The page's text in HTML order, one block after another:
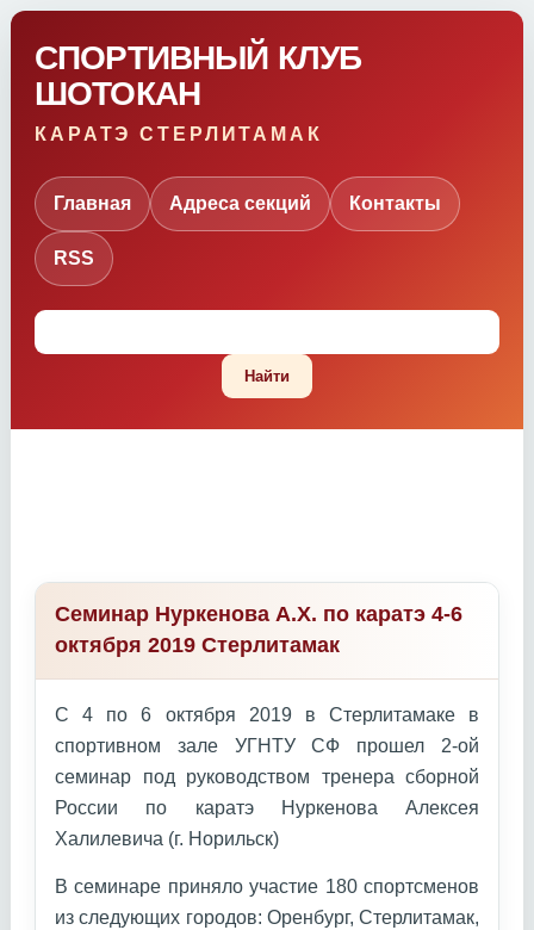
СПОРТИВНЫЙ КЛУБ
ШОТОКАН
КАРАТЭ СТЕРЛИТАМАК
Главная Адреса секций Контакты
RSS
Семинар Нуркенова А.Х. по каратэ 4-6
октября 2019 Стерлитамак
С 4 по 6 октября 2019 в Стерлитамаке в
спортивном зале УГНТУ СФ прошел 2-ой
семинар под руководством тренера сборной
России по каратэ Нуркенова Алексея
Халилевича (г. Норильск)
В семинаре приняло участие 180 спортсменов
из следующих городов: Оренбург, Стерлитамак,